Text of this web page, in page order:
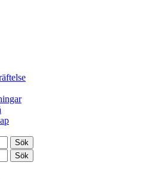
Sök
Sök